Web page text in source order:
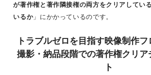
が著作権と著作隣接権の両方をクリアしてい
いるか」にかかっているのです。
トラブルゼロを目指す映像制作フ
撮影・納品段階での著作権クリア
ト